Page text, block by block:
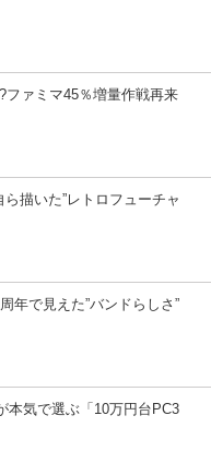
ファミマ45％増量作戦再来
描いた”レトロフューチャ
年で見えた”バンドらしさ”
本気で選ぶ「10万円台PC3